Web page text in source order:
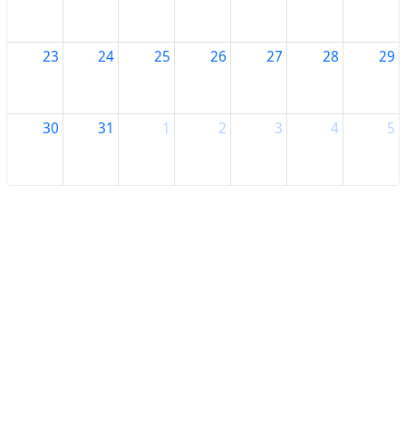
23 24 25 26 27 28 29
30 31 1 2 3 4 5